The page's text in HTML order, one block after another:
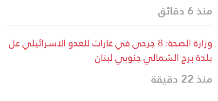
منذ 6 دقائق
وزارة الصحة: 8 جرحى في غارات للعدو الاسرائيلي عل
بلدة برج الشمالي جنوبي لبنان
منذ 22 دقيقة